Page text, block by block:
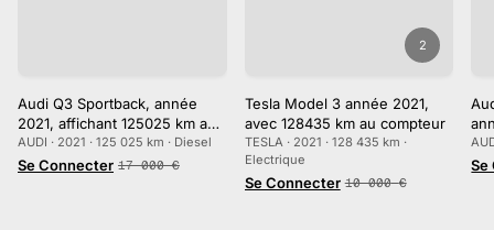
Audi Q3 Sportback, année
2021, affichant 125025 km au
compteur
AUDI · 2021 · 125 025 km · Diesel
Se Connecter 17 000 €
2
Tesla Model 3 année 2021,
avec 128435 km au compteur
TESLA · 2021 · 128 435 km ·
Electrique
Se Connecter 10 000 €
au
Se